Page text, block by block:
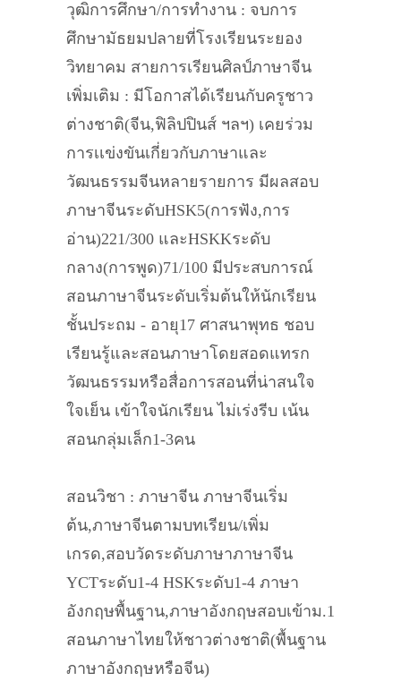
วุฒิการศึกษา/การทำงาน : จบการ
ศึกษามัธยมปลายที่โรงเรียนระยอง
วิทยาคม สายการเรียนศิลป์ภาษาจีน
เพิ่มเติม : มีโอกาสได้เรียนกับครูชาว
ต่างชาติ(จีน,ฟิลิปปินส์ ฯลฯ) เคยร่วม
การเเข่งขันเกี่ยวกับภาษาและ
วัฒนธรรมจีนหลายรายการ มีผลสอบ
ภาษาจีนระดับHSK5(การฟัง,การ
อ่าน)221/300 และHSKKระดับ
กลาง(การพูด)71/100 มีประสบการณ์
สอนภาษาจีนระดับเริ่มต้นให้นักเรียน
ชั้นประถม - อายุ17 ศาสนาพุทธ ชอบ
เรียนรู้และสอนภาษาโดยสอดแทรก
วัฒนธรรมหรือสื่อการสอนที่น่าสนใจ
ใจเย็น เข้าใจนักเรียน ไม่เร่งรีบ เน้น
สอนกลุ่มเล็ก1-3คน
สอนวิชา : ภาษาจีน ภาษาจีนเริ่ม
ต้น,ภาษาจีนตามบทเรียน/เพิ่ม
เกรด,สอบวัดระดับภาษาภาษาจีน
YCTระดับ1-4 HSKระดับ1-4 ภาษา
อังกฤษพื้นฐาน,ภาษาอังกฤษสอบเข้าม.1
สอนภาษาไทยให้ชาวต่างชาติ(พื้นฐาน
ภาษาอังกฤษหรือจีน)